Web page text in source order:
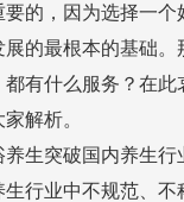
要的，因为选择一个
的最根本的基础。
都有什么服务？在此
解析。
突破国内养生行
行业中不规范、不